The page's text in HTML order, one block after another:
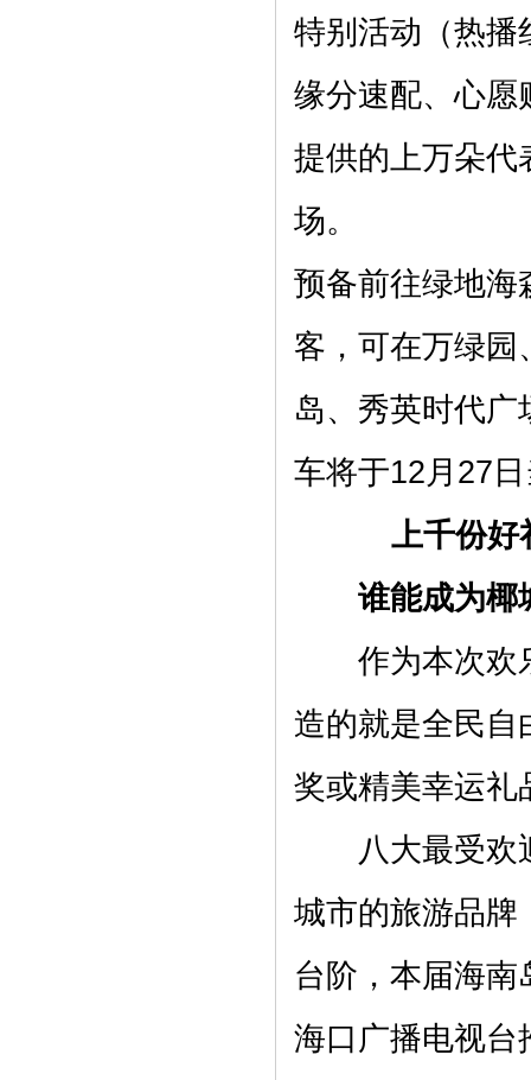
特别活动（热播
缘分速配、心愿
提供的上万朵代
场。
预备前往绿地海
客，可在万绿园
岛、秀英时代
车将于12月27
上千份好
谁能成为椰城
作为本次欢
造的就是全民自
奖或精美幸运礼
八大最受欢迎
城市的旅游品牌
台阶，本届海
海口广播电视台